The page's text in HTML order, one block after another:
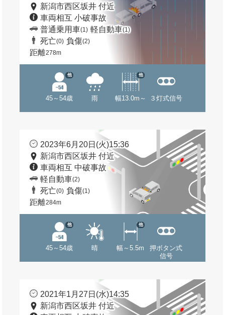
新潟市西区坂井 付近
車両相互 小破事故
普通乗用車(1) 軽自動車(1)
死亡(0) 負傷(2)
距離278m
45～54歳
他
雨 幅13.0m～
他
３灯式信号
2023年6月20日(火)15:36
新潟市西区坂井 付近
車両相互 中破事故
軽自動車(2)
死亡(0) 負傷(1)
距離284m
45～54歳
他
晴 幅～5.5m
他
押ボタン式
信号
2021年1月27日(水)14:35
新潟市西区坂井 付近